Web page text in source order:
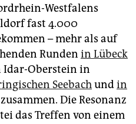
Westfalens
fast 4.000
– mehr als auf
Runden in Lübeck
Idar-Oberstein in
Seebachundin
Die Resonanz
das Treffen von einem